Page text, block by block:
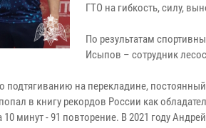
ГТО на гибкость, силу,
По результатам
Исыпов – сотрудник
на перекладине,
в книгу рекордов России как
минут - 91 повторение. В 2021 году